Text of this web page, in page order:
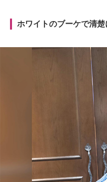
ホワイトのブーケで清楚